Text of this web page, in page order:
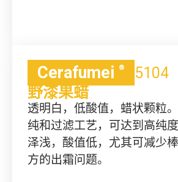
Cerafumei ®
5104
野漆果蜡
透明白，低酸值，蜡状颗粒
纯和过滤工艺，可达到高纯
泽浅，酸值低，尤其可减少
方的出霜问题。